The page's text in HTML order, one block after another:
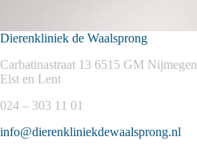
Dierenkliniek de Waalsprong
Carbatinastraat 13 6515 GM
Elst en Lent
024 – 303 11 01
info@dierenkliniekdewaalsprong.nl